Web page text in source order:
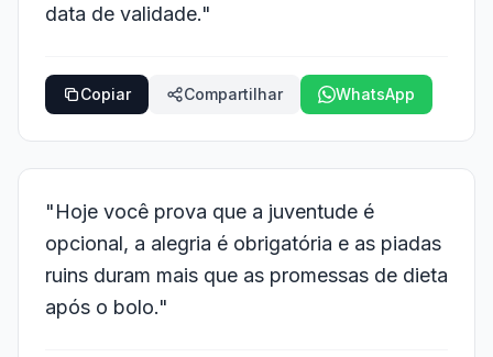
data de validade."
Copiar Compartilhar WhatsApp
"Hoje você prova que a juventude é
opcional, a alegria é obrigatória e as piadas
ruins duram mais que as promessas de dieta
após o bolo."